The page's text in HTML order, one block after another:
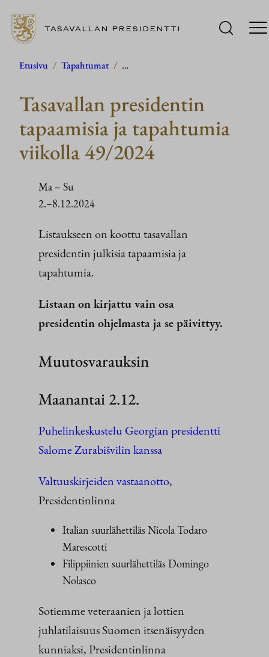
Siirry
TASAVALLAN PRESIDENTTI
Etusivu / Tapahtumat / …
Tasavallan presidentin
tapaamisia ja tapahtumia
viikolla 49/2024
Ma – Su
2.–8.12.2024
Listaukseen on koottu tasavallan
presidentin julkisia tapaamisia ja
tapahtumia.
Listaan on kirjattu vain osa
presidentin ohjelmasta ja se päivittyy.
Muutosvarauksin
Maanantai 2.12.
Puhelinkeskustelu Georgian presidentti
Salome Zurabišvilin kanssa
Valtuuskirjeiden vastaanotto,
Presidentinlinna
Italian suurlähettiläs Nicola Todaro
Marescotti
Filippiinien suurlähettiläs Domingo
Nolasco
Sotiemme veteraanien ja lottien
juhlatilaisuus Suomen itsenäisyyden
kunniaksi, Presidentinlinna